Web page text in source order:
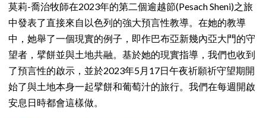
莫莉-喬治牧師在2023年的第二個逾越節(Pesach Sheni)之旅
中發表了直接來自以色列的強大預言性教導。在她的教導
中，她舉了一個現實的例子，即作巴布亞新幾內亞大門的守
望者，擘餅並與土地共融。基於她的現實指導，我們也收到
了預言性的啟示，並於2023年5月17日午夜祈願祈守望期開
始了與土地本身一起擘餅和葡萄汁的旅行。我們在每週開啟
安息日時都會這樣做。